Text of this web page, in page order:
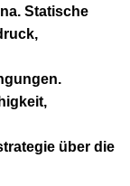
Statische
über die